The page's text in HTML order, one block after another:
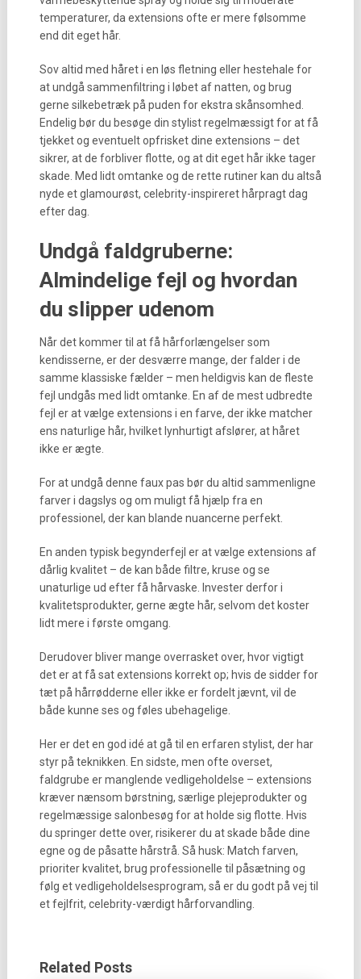
temperaturer, da extensions ofte er mere følsomme
end dit eget hår.
Sov altid med håret i en løs fletning eller hestehale for
at undgå sammenfiltring i løbet af natten, og brug
gerne silkebetræk på puden for ekstra skånsomhed.
Endelig bør du besøge din stylist regelmæssigt for at få
tjekket og eventuelt opfrisket dine extensions – det
sikrer, at de forbliver flotte, og at dit eget hår ikke tager
skade. Med lidt omtanke og de rette rutiner kan du altså
nyde et glamourøst, celebrity-inspireret hårpragt dag
efter dag.
Undgå faldgruberne:
Almindelige fejl og hvordan
du slipper udenom
Når det kommer til at få hårforlængelser som
kendisserne, er der desværre mange, der falder i de
samme klassiske fælder – men heldigvis kan de fleste
fejl undgås med lidt omtanke. En af de mest udbredte
fejl er at vælge extensions i en farve, der ikke matcher
ens naturlige hår, hvilket lynhurtigt afslører, at håret
ikke er ægte.
For at undgå denne faux pas bør du altid sammenligne
farver i dagslys og om muligt få hjælp fra en
professionel, der kan blande nuancerne perfekt.
En anden typisk begynderfejl er at vælge extensions af
dårlig kvalitet – de kan både filtre, kruse og se
unaturlige ud efter få hårvaske. Invester derfor i
kvalitetsprodukter, gerne ægte hår, selvom det koster
lidt mere i første omgang.
Derudover bliver mange overrasket over, hvor vigtigt
det er at få sat extensions korrekt op; hvis de sidder for
tæt på hårrødderne eller ikke er fordelt jævnt, vil de
både kunne ses og føles ubehagelige.
Her er det en god idé at gå til en erfaren stylist, der har
styr på teknikken. En sidste, men ofte overset,
faldgrube er manglende vedligeholdelse – extensions
kræver nænsom børstning, særlige plejeprodukter og
regelmæssige salonbesøg for at holde sig flotte. Hvis
du springer dette over, risikerer du at skade både dine
egne og de påsatte hårstrå. Så husk: Match farven,
prioriter kvalitet, brug professionelle til påsætning og
følg et vedligeholdelsesprogram, så er du godt på vej til
et fejlfrit, celebrity-værdigt hårforvandling.
Related Posts